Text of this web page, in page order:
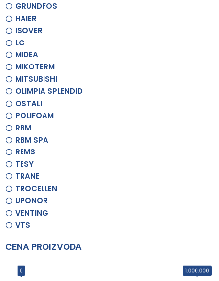
GRUNDFOS
HAIER
ISOVER
LG
MIDEA
MIKOTERM
MITSUBISHI
OLIMPIA SPLENDID
OSTALI
POLIFOAM
RBM
RBM SPA
REMS
TESY
TRANE
TROCELLEN
UPONOR
VENTING
VTS
CENA PROIZVODA
0 1.000.000